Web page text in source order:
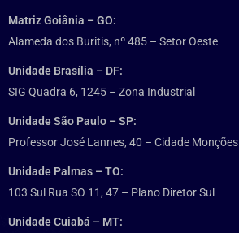
Matriz Goiânia – GO:
Alameda dos Buritis, nº 485 – Setor Oeste
Unidade Brasília – DF:
SIG Quadra 6, 1245 – Zona Industrial
Unidade São Paulo – SP:
Professor José Lannes, 40 – Cidade Monções
Unidade Palmas – TO:
103 Sul Rua SO 11, 47 – Plano Diretor Sul
Unidade Cuiabá – MT: